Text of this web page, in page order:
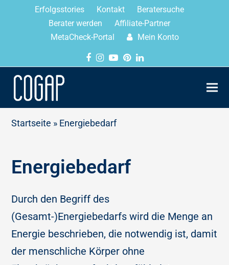
Erfolgsstories Kontakt
Beratersuche
Berater werden
Affiliate-Partner
MetaCheck-Portal
Mein Konto
Startseite » Energiebedarf
Energiebedarf
Durch den Begriff des
(Gesamt-)Energiebedarfs wird die Menge an
Energie beschrieben, die notwendig ist, damit
der menschliche Körper ohne